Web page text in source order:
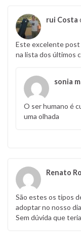
rui Costa
Este excelente post
na lista dos últimos
sonia
O ser humano é
uma olhada
Renato
São estes os tipos
adoptar no nosso
Sem dúvida que